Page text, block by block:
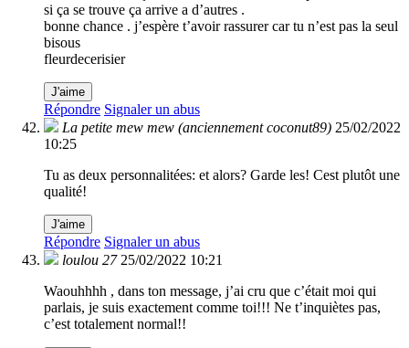
si ça se trouve ça arrive a d’autres .
bonne chance . j’espère t’avoir rassurer car tu n’est pas la seul
bisous
fleurdecerisier
J'aime
Répondre Signaler un abus
La petite mew mew (anciennement coconut89) 25/02/2022
10:25
Tu as deux personnalitées: et alors? Garde les! Cest plutôt une
qualité!
J'aime
Répondre Signaler un abus
loulou 27 25/02/2022 10:21
Waouhhhh , dans ton message, j’ai cru que c’était moi qui
parlais, je suis exactement comme toi!!! Ne t’inquiètes pas,
c’est totalement normal!!